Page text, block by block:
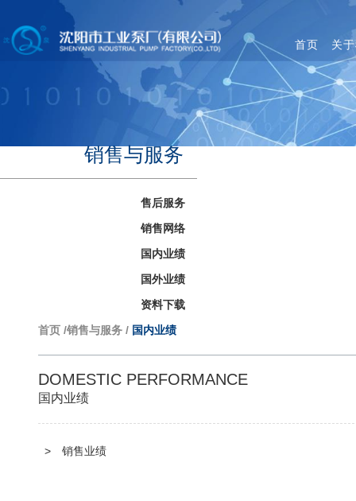
首页 关
销售与服务
售后服务
销售网络
国内业绩
国外业绩
资料下载
首页 /销售与服务 / 国内业绩
DOMESTIC PERFORMANCE
国内业绩
> 销售业绩